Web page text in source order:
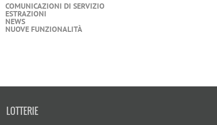
COMUNICAZIONI DI SERVIZIO
ESTRAZIONI
NEWS
NUOVE FUNZIONALITÀ
LOTTERIE